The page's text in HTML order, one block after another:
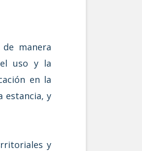
manera
uso y la
en la
estancia, y
y